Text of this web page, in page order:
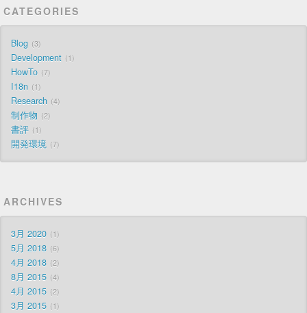
CATEGORIES
Blog 3
Development 1
HowTo 7
I18n 1
Research 4
制作物 2
書評 1
開発環境 7
ARCHIVES
3月 2020 1
5月 2018 6
4月 2018 2
8月 2015 4
4月 2015 2
3月 2015 1